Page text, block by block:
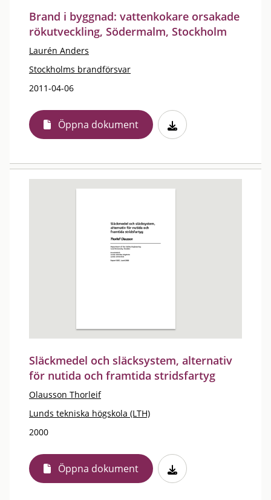
Brand i byggnad: vattenkokare orsakade
rökutveckling, Södermalm, Stockholm
Laurén Anders
Stockholms brandförsvar
2011-04-06
Öppna dokument
Släckmedel och släcksystem, alternativ
för nutida och framtida stridsfartyg
Olausson Thorleif
Lunds tekniska högskola (LTH)
2000
Öppna dokument